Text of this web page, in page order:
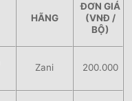
HÃNG
ĐƠN GIÁ
(VNĐ /
BỘ)
Zani 200.000